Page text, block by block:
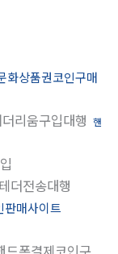
화상품권코인구매
더리움구입대행 핸
테더전송대행
판매사이트